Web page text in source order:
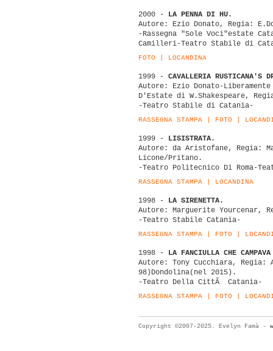
2000 - LA PENNA DI HU.
Autore: Ezio Donato, Regia:
-Rassegna "Sole Voci"estate
Camilleri-Teatro Stabile di
FOTO LOCANDINA
1999 - CAVALLERIA
Autore: Ezio Donato-
D'Estate di W.Shakespeare,
-Teatro Stabile di Catania-
RASSEGNA STAMPA FOTO
1999 - LISISTRATA.
Autore: da Aristofane, Regia:
Licone/Pritano.
-Teatro Politecnico Di Roma-
RASSEGNA STAMPA LOCANDINA
1998 - LA SIRENETTA.
Autore: Marguerite Yourcenar,
-Teatro Stabile Catania-
RASSEGNA STAMPA FOTO
1998 - LA FANCIULLA CHE
Autore: Tony Cucchiara, Regia:
98)Dondolina(nel 2015).
-Teatro Della CittÃ Catania-
RASSEGNA STAMPA FOTO
Copyright ©2007-2025. Evelyn Famà -